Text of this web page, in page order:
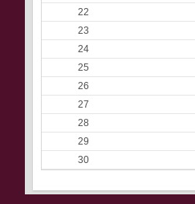
22
23
24
25
26
27
28
29
30